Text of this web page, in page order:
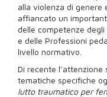
alla violenza di genere
affiancato un
delle competenze
e delle Professioni
livello normativo.
Di recente
tematiche specifiche
lutto traumatico per